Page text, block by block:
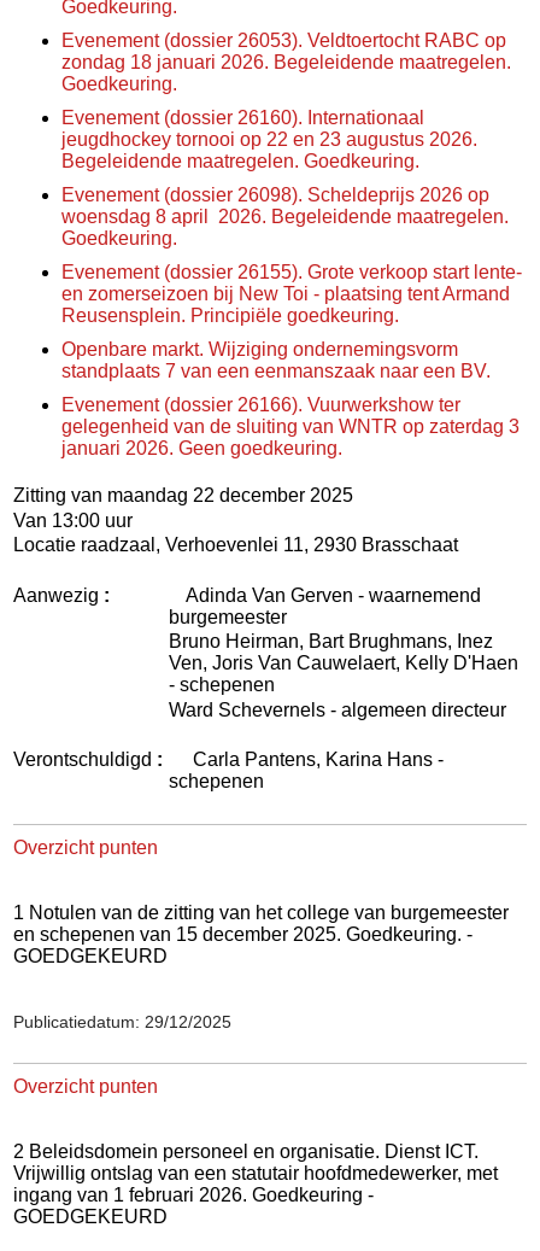
Goedkeuring.
Evenement (dossier 26053). Veldtoertocht RABC op
zondag 18 januari 2026. Begeleidende maatregelen.
Goedkeuring.
Evenement (dossier 26160). Internationaal
jeugdhockey tornooi op 22 en 23 augustus 2026.
Begeleidende maatregelen. Goedkeuring.
Evenement (dossier 26098). Scheldeprijs 2026 op
woensdag 8 april
2026. Begeleidende maatregelen.
Goedkeuring.
Evenement (dossier 26155). Grote verkoop start lente-
en zomerseizoen bij New Toi - plaatsing tent Armand
Reusensplein. Principiële goedkeuring.
Openbare markt. Wijziging ondernemingsvorm
standplaats 7 van een eenmanszaak naar een BV.
Evenement (dossier 26166). Vuurwerkshow ter
gelegenheid van de sluiting van WNTR op zaterdag 3
januari 2026. Geen goedkeuring.
Zitting van maandag 22 december 2025
Van 13:00 uur
Locatie raadzaal, Verhoevenlei 11, 2930 Brasschaat
Aanwezig :
Adinda Van Gerven - waarnemend
burgemeester
Bruno Heirman, Bart Brughmans, Inez
Ven, Joris Van Cauwelaert, Kelly D'Haen
- schepenen
Ward Schevernels - algemeen directeur
Verontschuldigd :
Carla Pantens, Karina Hans -
schepenen
Overzicht punten
1 Notulen van de zitting van het college van burgemeester
en schepenen van 15 december 2025. Goedkeuring. -
GOEDGEKEURD
Publicatiedatum: 29/12/2025
Overzicht punten
2 Beleidsdomein personeel en organisatie. Dienst ICT.
Vrijwillig ontslag van een statutair hoofdmedewerker, met
ingang van 1 februari 2026. Goedkeuring -
GOEDGEKEURD